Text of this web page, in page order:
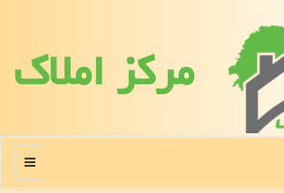
مركز املاك
منو